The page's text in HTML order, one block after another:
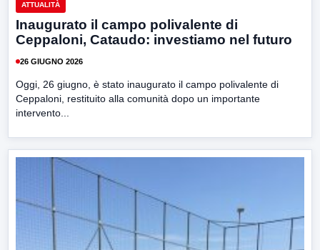
ATTUALITÀ
Inaugurato il campo polivalente di
Ceppaloni, Cataudo: investiamo nel futuro
26 GIUGNO 2026
Oggi, 26 giugno, è stato inaugurato il campo polivalente di
Ceppaloni, restituito alla comunità dopo un importante
intervento...